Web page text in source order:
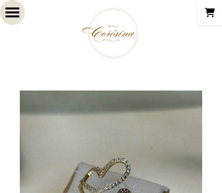
Panneau de gestion des cookies